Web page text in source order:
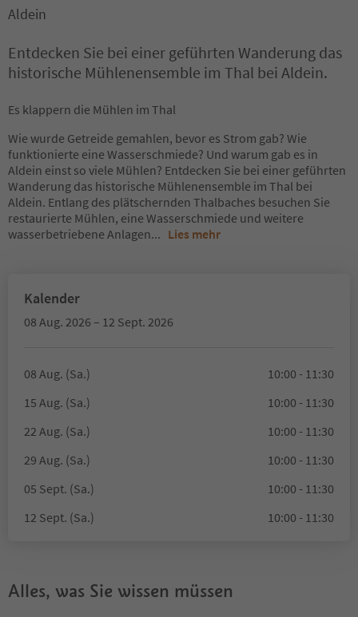
Aldein
Entdecken Sie bei einer geführten Wanderung das
historische Mühlenensemble im Thal bei Aldein.
Es klappern die Mühlen im Thal
Wie wurde Getreide gemahlen, bevor es Strom gab? Wie
funktionierte eine Wasserschmiede? Und warum gab es in
Aldein einst so viele Mühlen? Entdecken Sie bei einer geführten
Wanderung das historische Mühlenensemble im Thal bei
Aldein. Entlang des plätschernden Thalbaches besuchen Sie
restaurierte Mühlen, eine Wasserschmiede und weitere
wasserbetriebene Anlagen... Lies mehr
Kalender
08 Aug. 2026 – 12 Sept. 2026
08 Aug. (Sa.)
10:00 - 11:30
15 Aug. (Sa.)
10:00 - 11:30
22 Aug. (Sa.)
10:00 - 11:30
29 Aug. (Sa.)
10:00 - 11:30
05 Sept. (Sa.)
10:00 - 11:30
12 Sept. (Sa.)
10:00 - 11:30
Alles, was Sie wissen müssen